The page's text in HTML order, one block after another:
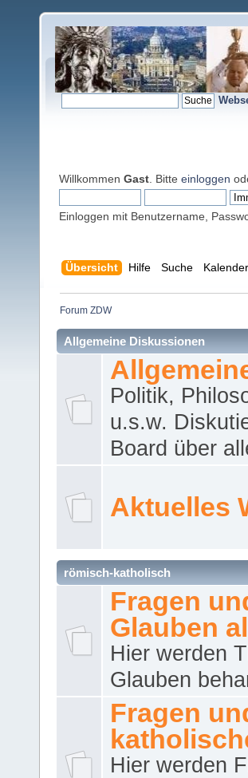
Willkommen Gast . Bitte einloggen
Einloggen mit Benutzername,
Übersicht Hilfe Suche Kalender
Forum ZDW
Allgemeine Diskussionen
Politik,
u.s.w.
Board über
Aktuelles
römisch-katholisch
Fragen
Glauben
Hier werden
Glauben
Fragen
Hier werden